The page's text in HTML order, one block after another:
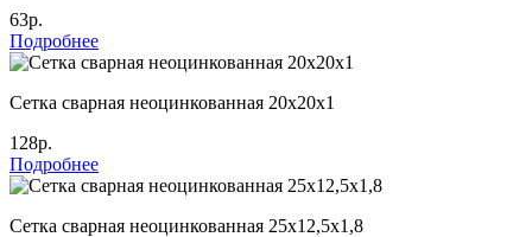
63р.
Подробнее
Сетка сварная неоцинкованная 20х20х1
128р.
Подробнее
Сетка сварная неоцинкованная 25х12,5х1,8